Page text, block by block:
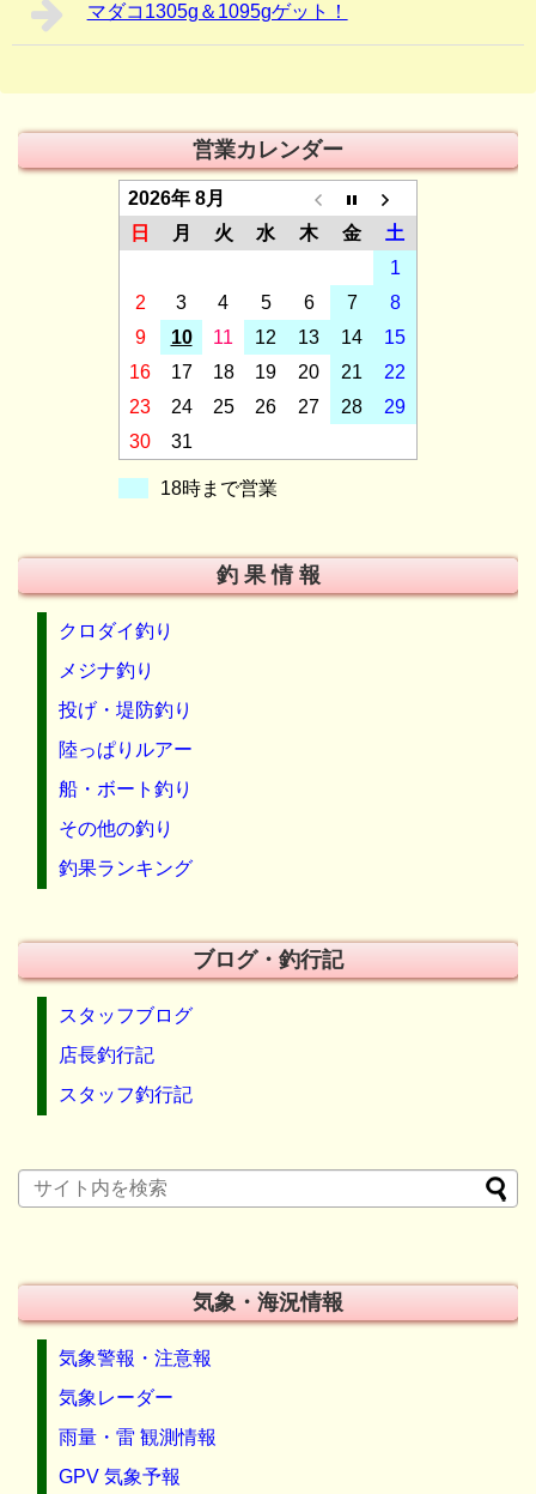
マダコ1305g＆1095gゲット！
営業カレンダー
2026年 8月
日
月 火 水 木 金
土
1
2
3 4 5 6 7
8
9
10 11 12 13 14
15
16
17 18 19 20 21
22
23
24 25 26 27 28
29
30
31
18時まで営業
釣 果 情 報
クロダイ釣り
メジナ釣り
投げ・堤防釣り
陸っぱりルアー
船・ボート釣り
その他の釣り
釣果ランキング
ブログ・釣行記
スタッフブログ
店長釣行記
スタッフ釣行記
気象・海況情報
気象警報・注意報
気象レーダー
雨量・雷 観測情報
GPV 気象予報